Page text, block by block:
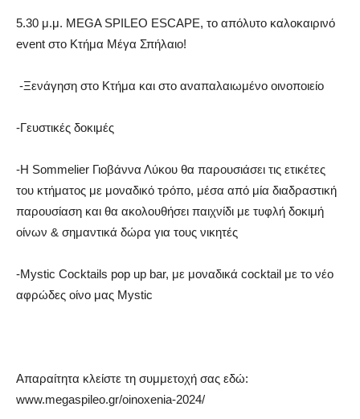
5.30 μ.μ. MEGA SPILEO ESCAPE, το απόλυτο καλοκαιρινό
event στο Κτήμα Μέγα Σπήλαιο!
-Ξενάγηση στο Κτήμα και στο αναπαλαιωμένο οινοποιείο
-Γευστικές δοκιμές
-Η Sommelier Γιοβάννα Λύκου θα παρουσιάσει τις ετικέτες
του κτήματος με μοναδικό τρόπο, μέσα από μία διαδραστική
παρουσίαση και θα ακολουθήσει παιχνίδι με τυφλή δοκιμή
οίνων & σημαντικά δώρα για τους νικητές
-Mystic Cocktails pop up bar, με μοναδικά cocktail με το νέο
αφρώδες οίνο μας Mystic
Απαραίτητα κλείστε τη συμμετοχή σας εδώ:
www.megaspileo.gr/oinoxenia-2024/